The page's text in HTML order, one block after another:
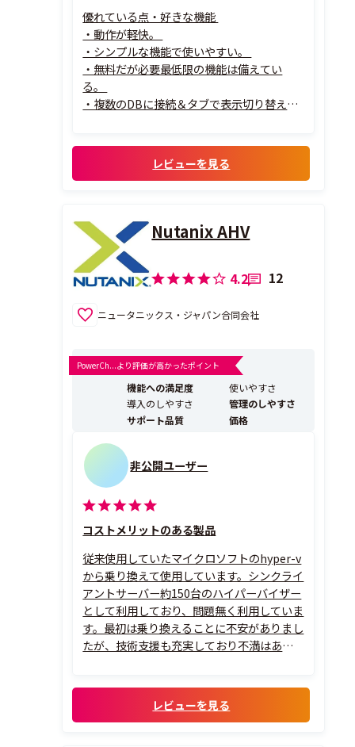
優れている点・好きな機能
・動作が軽快。
・シンプルな機能で使いやすい。
・無料だが必要最低限の機能は備えてい
る。
・複数のDBに接続＆タブで表示切り替えで
レビューを見る
Nutanix AHV
4.2 12
ニュータニックス・ジャパン合同会社
PowerCh...より評価が高かったポイント
機能への満足度
使いやすさ
導入のしやすさ
管理のしやすさ
サポート品質
価格
非公開ユーザー
コストメリットのある製品
従来使用していたマイクロソフトのhyper-v
から乗り換えて使用しています。シンクライ
アントサーバー約150台のハイパーバイザー
として利用しており、問題無く利用していま
す。最初は乗り換えることに不安がありまし
たが、技術支援も充実しており不満はあり
レビューを見る